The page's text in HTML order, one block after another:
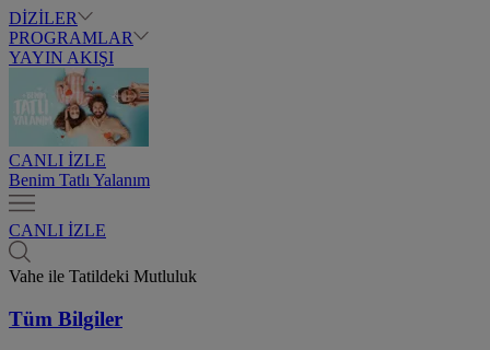
DİZİLER
PROGRAMLAR
YAYIN AKIŞI
CANLI İZLE
Benim Tatlı Yalanım
CANLI İZLE
Vahe ile Tatildeki Mutluluk
Tüm Bilgiler